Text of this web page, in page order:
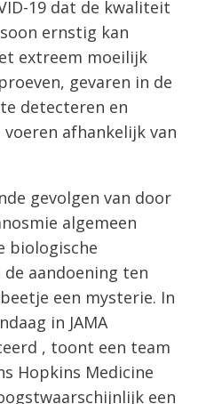
19 dat de kwaliteit
ernstig kan
extreem moeilijk
gevaren in de
detecteren en
afhankelijk van
gevolgen van door
algemeen
biologische
de aandoening ten
een mysterie. In
in JAMA
, toont een team
Hopkins Medicine
een